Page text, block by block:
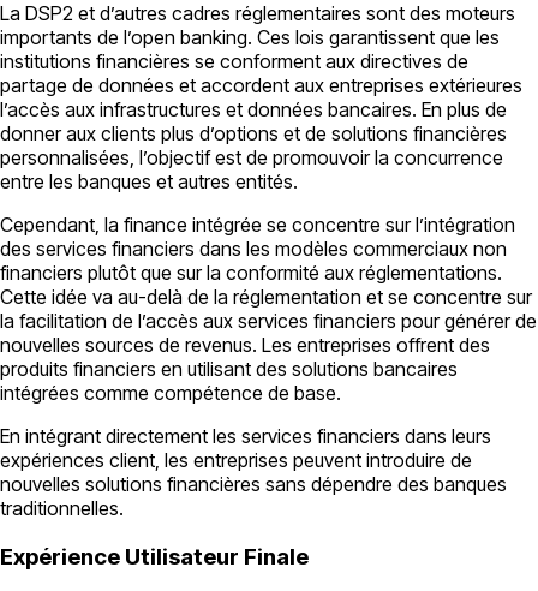
La DSP2 et d’autres cadres réglementaires sont des moteurs
importants de l’open banking. Ces lois garantissent que les
institutions financières se conforment aux directives de
partage de données et accordent aux entreprises extérieures
l’accès aux infrastructures et données bancaires. En plus de
donner aux clients plus d’options et de solutions financières
personnalisées, l’objectif est de promouvoir la concurrence
entre les banques et autres entités.
Cependant, la finance intégrée se concentre sur l’intégration
des services financiers dans les modèles commerciaux non
financiers plutôt que sur la conformité aux réglementations.
Cette idée va au-delà de la réglementation et se concentre sur
la facilitation de l’accès aux services financiers pour générer de
nouvelles sources de revenus. Les entreprises offrent des
produits financiers en utilisant des solutions bancaires
intégrées comme compétence de base.
En intégrant directement les services financiers dans leurs
expériences client, les entreprises peuvent introduire de
nouvelles solutions financières sans dépendre des banques
traditionnelles.
Expérience Utilisateur Finale